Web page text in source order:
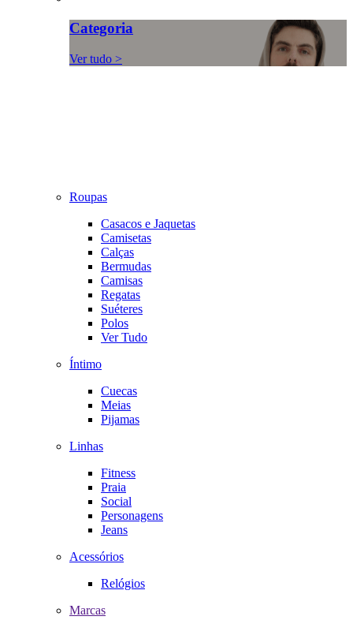
Categoria
Ver tudo >
Roupas
Casacos e Jaquetas
Camisetas
Calças
Bermudas
Camisas
Regatas
Suéteres
Polos
Ver Tudo
Íntimo
Cuecas
Meias
Pijamas
Linhas
Fitness
Praia
Social
Personagens
Jeans
Acessórios
Relógios
Marcas